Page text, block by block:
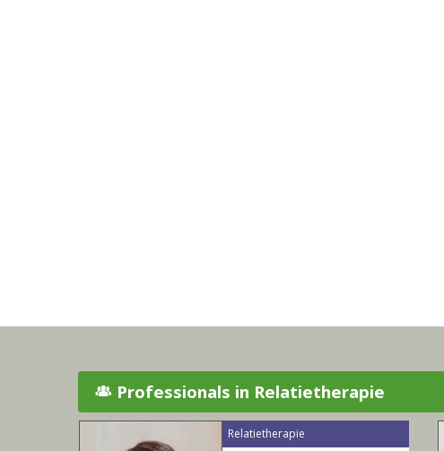
Professionals in Relatietherapie
Relatietherapie